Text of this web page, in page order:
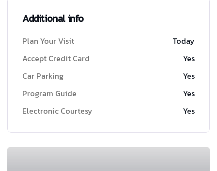
Additional info
Plan Your Visit
Today
Accept Credit Card
Yes
Car Parking
Yes
Program Guide
Yes
Electronic Courtesy
Yes